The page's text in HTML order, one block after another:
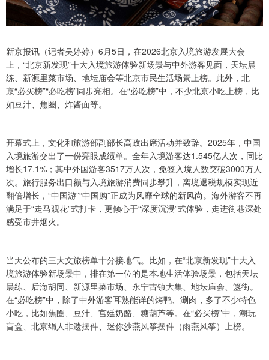
新京报讯（记者吴婷婷）6月5日，在2026北京入境旅游发展大会
上，“北京新发现”十大入境旅游体验新场景与中外游客见面，天坛晨
练、新源里菜市场、地坛庙会等北京市民生活场景上榜。此外，北
京“必买榜”“必吃榜”同步亮相。在“必吃榜”中，不少北京小吃上榜，比
如豆汁、焦圈、炸酱面等。
开幕式上，文化和旅游部副部长高政出席活动并致辞。2025年，中国
入境旅游交出了一份亮眼成绩单。全年入境游客达1.545亿人次，同比
增长17.1%；其中外国游客3517万人次，免签入境人数突破3000万人
次。旅行服务出口额与入境旅游消费同步攀升，离境退税规模实现近
翻倍增长，“中国游”“中国购”正成为风靡全球的新风尚。海外游客不再
满足于“走马观花”式打卡，更倾心于“深度沉浸”式体验，走进街巷深处
感受市井烟火。
当天公布的三大文旅榜单十分接地气。比如，在“北京新发现”十大入
境旅游体验新场景中，排在第一位的是本地生活体验场景，包括天坛
晨练、后海胡同、新源里菜市场、永宁古镇大集、地坛庙会、簋街。
在“必吃榜”中，除了中外游客耳熟能详的烤鸭、涮肉，多了不少特色
小吃，比如焦圈、豆汁、宫廷奶酪、糖葫芦等。在“必买榜”中，潮玩
盲盒、北京绢人非遗摆件、迷你沙燕风筝摆件（雨燕风筝）上榜。